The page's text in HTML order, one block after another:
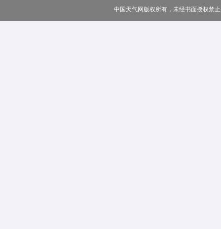
中国天气网版权所有，未经书面授权